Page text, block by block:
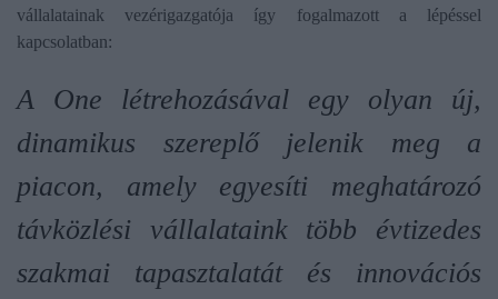
vállalatainak vezérigazgatója így fogalmazott a lépéssel
kapcsolatban:
A One létrehozásával egy olyan új,
dinamikus szereplő jelenik meg a
piacon, amely egyesíti meghatározó
távközlési vállalataink több évtizedes
szakmai tapasztalatát és innovációs